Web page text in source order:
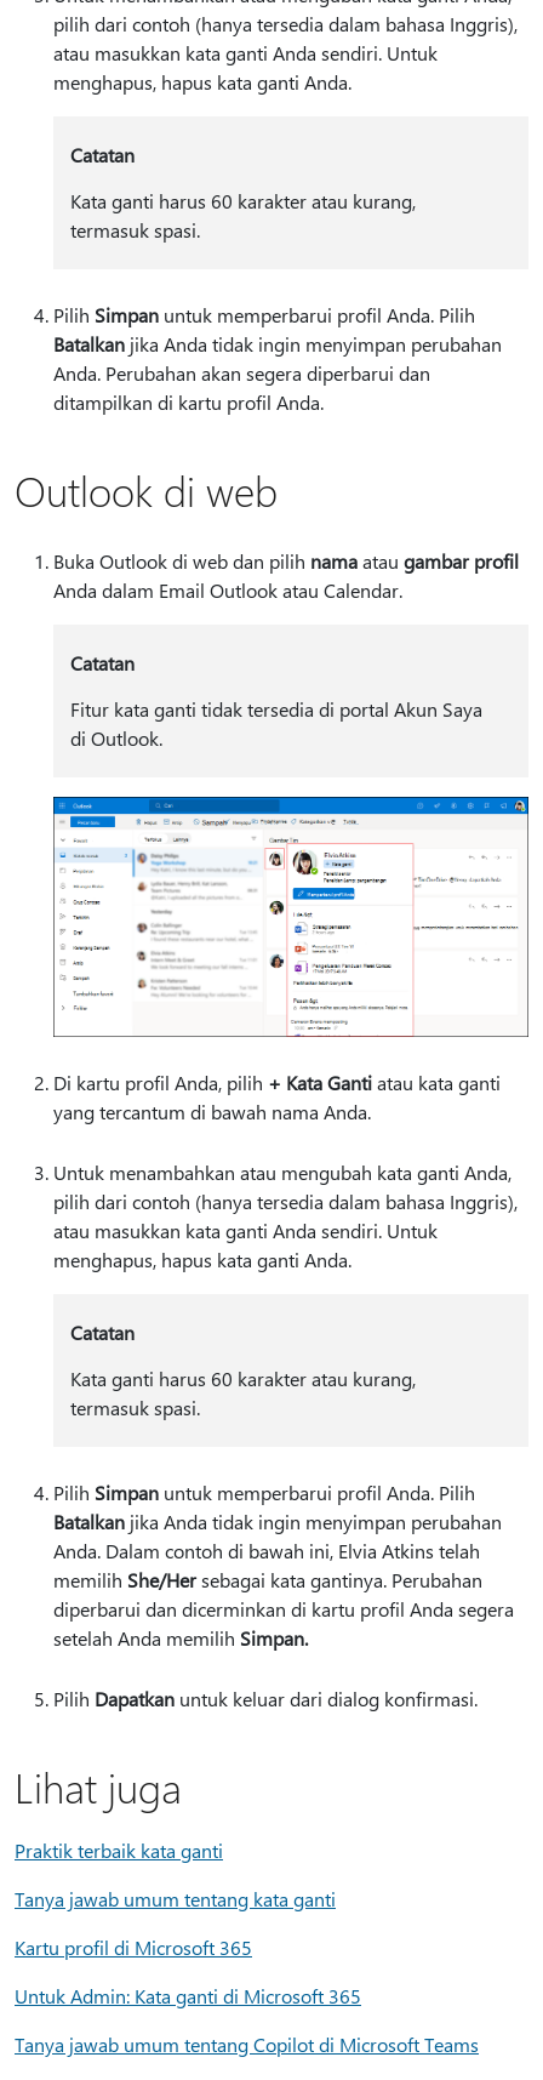
pilih dari contoh (hanya tersedia dalam bahasa Inggris),
atau masukkan kata ganti Anda sendiri. Untuk
menghapus, hapus kata ganti Anda.
Catatan
Kata ganti harus 60 karakter atau kurang,
termasuk spasi.
Pilih Simpan untuk memperbarui profil Anda. Pilih
Batalkan jika Anda tidak ingin menyimpan perubahan
Anda. Perubahan akan segera diperbarui dan
ditampilkan di kartu profil Anda.
Outlook di web
Buka Outlook di web dan pilih namaatau gambar profil
Anda dalam Email Outlook atau Calendar.
Catatan
Fitur kata ganti tidak tersedia di portal Akun Saya
di Outlook.
Di kartu profil Anda, pilih + Kata Gantiatau kata ganti
yang tercantum di bawah nama Anda.
Untuk menambahkan atau mengubah kata ganti Anda,
pilih dari contoh (hanya tersedia dalam bahasa Inggris),
atau masukkan kata ganti Anda sendiri. Untuk
menghapus, hapus kata ganti Anda.
Catatan
Kata ganti harus 60 karakter atau kurang,
termasuk spasi.
Pilih Simpan untuk memperbarui profil Anda. Pilih
Batalkan jika Anda tidak ingin menyimpan perubahan
Anda. Dalam contoh di bawah ini, Elvia Atkins telah
memilih She/Hersebagai kata gantinya. Perubahan
diperbarui dan dicerminkan di kartu profil Anda segera
setelah Anda memilih Simpan.
Pilih Dapatkan untuk keluar dari dialog konfirmasi.
Lihat juga
Praktik terbaik kata ganti
Tanya jawab umum tentang kata ganti
Kartu profil di Microsoft 365
Untuk Admin: Kata ganti di Microsoft 365
Tanya jawab umum tentang Copilot di Microsoft Teams